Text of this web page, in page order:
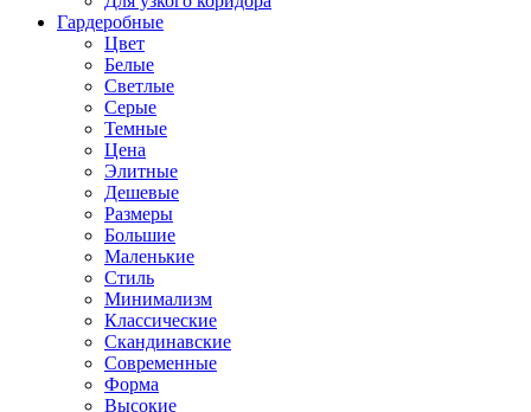
Гардеробные
Цвет
Белые
Светлые
Серые
Темные
Цена
Элитные
Дешевые
Размеры
Большие
Маленькие
Стиль
Минимализм
Классические
Скандинавские
Современные
Форма
Высокие